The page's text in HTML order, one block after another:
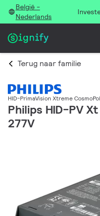
België -
Nederlands
Terug naar familie
HID-PrimaVision Xtreme
Philips HID-PV
277V